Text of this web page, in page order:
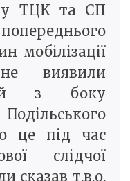
ТЦК та СП
мобілізації
виявили
з боку
це під час
слідчої
сказав т.в.о.